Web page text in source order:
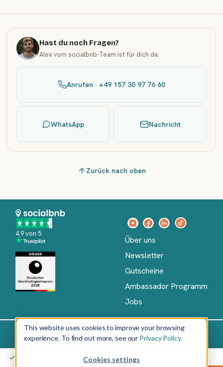
This website uses cookies to improve your browsing
experience. To find out more, see our Privacy Policy.
Cookies settings
Du zahlst noch nichts – erst nach deiner Bestätigung
Hast du noch Fragen?
Alex vom socialbnb-Team ist für dich da.
Anrufen · +49 157 30 97 76 60
WhatsApp Nachricht
Zurück nach oben
4.9 von 5
Über uns
Newsletter
Gutscheine
Ambassador Programm
Jobs
Deutsch ImpressumAGBDatenschutz